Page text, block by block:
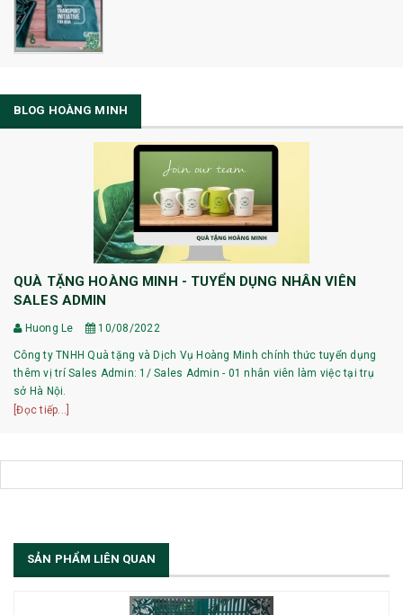
BLOG HOÀNG MINH
QUÀ TẶNG HOÀNG MINH - TUYỂN DỤNG NHÂN VIÊN
SALES ADMIN
Huong Le 10/08/2022
Công ty TNHH Quà tặng và Dịch Vụ Hoàng Minh chính thức tuyển dụng
thêm vị trí Sales Admin: 1/ Sales Admin - 01 nhân viên làm việc tại trụ
sở Hà Nội.
[Đọc tiếp...]
SẢN PHẨM LIÊN QUAN